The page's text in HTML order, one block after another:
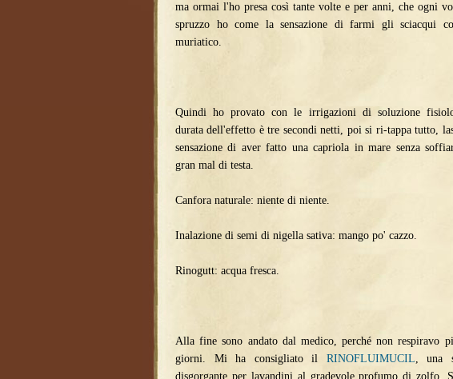
ma ormai l'ho presa così tante volte e per anni, che ogni
spruzzo ho come la sensazione di farmi gli sciacqui
muriatico.
Quindi ho provato con le irrigazioni di soluzione
durata dell'effetto è tre secondi netti, poi si ri-tappa tutto,
sensazione di aver fatto una capriola in mare senza
gran mal di testa.
Canfora naturale: niente di niente.
Inalazione di semi di nigella sativa: mango po' cazzo.
Rinogutt: acqua fresca.
Alla fine sono andato dal medico, perché non respiravo
giorni. Mi ha consigliato il RINOFLUIMUCIL, una
disgorgante per lavandini al gradevole profumo di zolfo.